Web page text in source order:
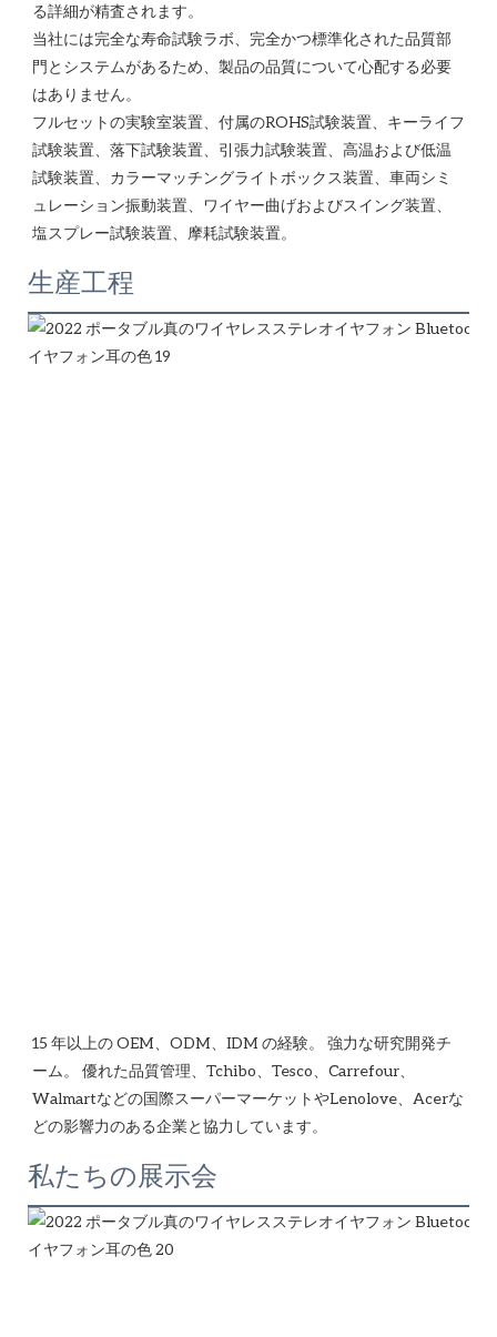
る詳細が精査されます。
当社には完全な寿命試験ラボ、完全かつ標準化された品質部
門とシステムがあるため、製品の品質について心配する必要
はありません。
フルセットの実験室装置、付属のROHS試験装置、キーライフ
試験装置、落下試験装置、引張力試験装置、高温および低温
試験装置、カラーマッチングライトボックス装置、車両シミ
ュレーション振動装置、ワイヤー曲げおよびスイング装置、
生産工程
15 年以上の OEM、ODM、IDM の経験。 強力な研究開発チ
ーム。 優れた品質管理、Tchibo、Tesco、Carrefour、
Walmartなどの国際スーパーマーケットやLenolove、Acerな
私たちの展示会